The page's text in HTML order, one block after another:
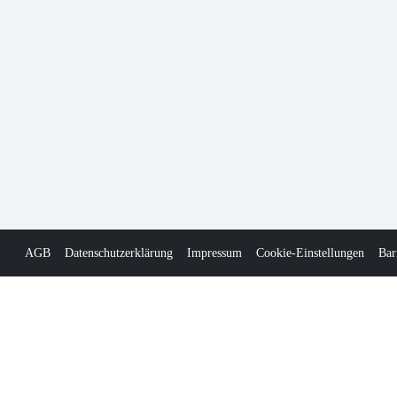
AGB Datenschutzerklärung Impressum Cookie-Einstellungen